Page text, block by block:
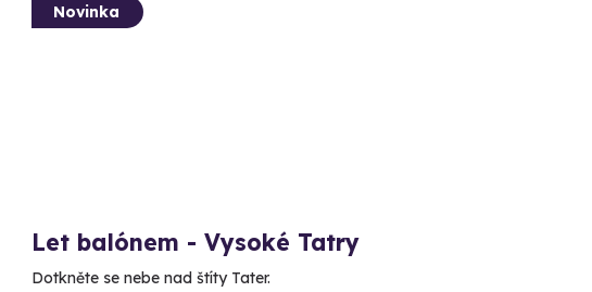
Novinka
Let balónem - Vysoké Tatry
Dotkněte se nebe nad štíty Tater.